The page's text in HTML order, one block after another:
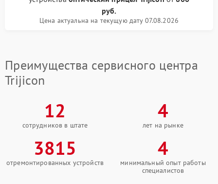
руб.
Цена актуальна на текущую дату 07.08.2026
Преимущества сервисного центра
Trijicon
12
сотрудников в штате
4
лет на рынке
3815
отремонтированных устройств
4
минимальный опыт работы
специалистов